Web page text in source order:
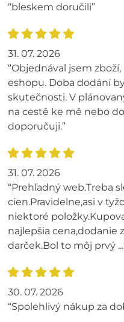
“bleskem doručili”
31. 07. 2026
“Objednával jsem
eshopu. Doba dodání
skutečnosti. V
na cestě ke mě nebo
doporučuji.”
31. 07. 2026
“Prehľadný web.Treba
cien.Pravidelne,asi v
niektoré
najlepšia cena,dodanie
darček.Bol to môj prvý
30. 07. 2026
“Spolehlivý nákup za